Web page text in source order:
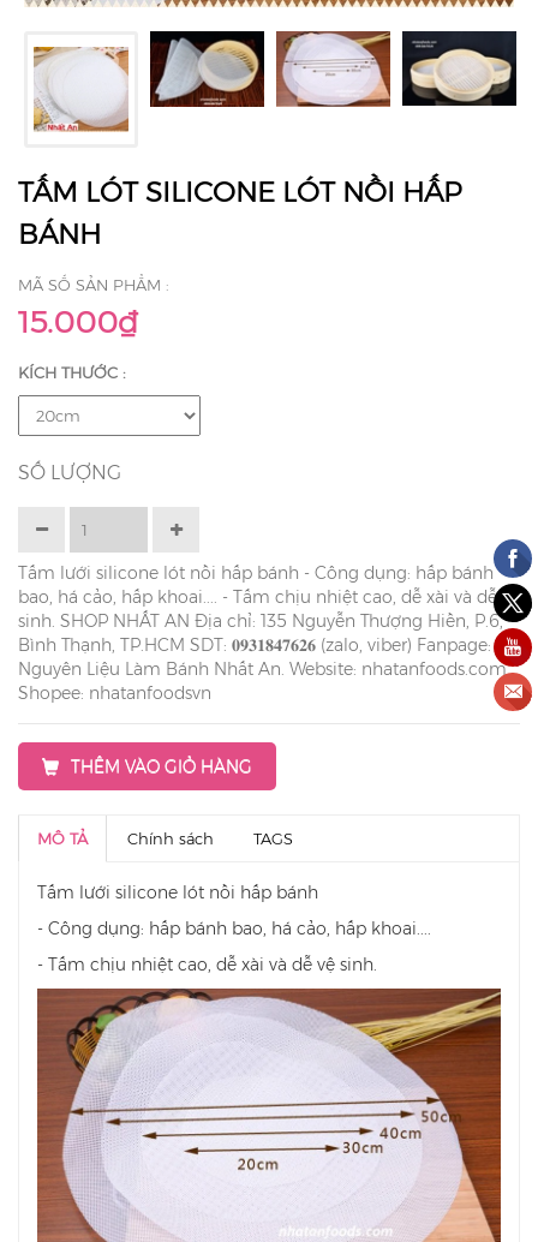
TẤM LÓT SILICONE LÓT NỒI HẤP
BÁNH
MÃ SỐ SẢN PHẨM :
15.000₫
KÍCH THƯỚC :
SỐ LƯỢNG
Tấm lưới silicone lót nồi hấp bánh - Công dụng: hấp bánh
bao, há cảo, hấp khoai.... - Tấm chịu nhiệt cao, dễ xài và dễ vệ
sinh. SHOP NHẤT AN Địa chỉ: 135 Nguyễn Thượng Hiền, P.6,
Bình Thạnh, TP.HCM SDT: 𝟎𝟗𝟑𝟏𝟖𝟒𝟕𝟔𝟐𝟔 (zalo, viber) Fanpage:
Nguyên Liệu Làm Bánh Nhất An. Website: nhatanfoods.com
Shopee: nhatanfoodsvn
THÊM VÀO GIỎ HÀNG
MÔ TẢ Chính sách TAGS
Tấm lưới silicone lót nồi hấp bánh
- Công dụng: hấp bánh bao, há cảo, hấp khoai....
- Tấm chịu nhiệt cao, dễ xài và dễ vệ sinh.